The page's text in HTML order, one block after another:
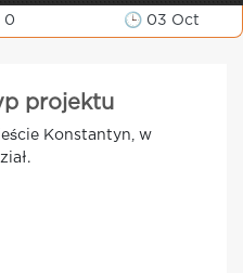
0 🕒 03 Oct
projektu
Konstantyn, w